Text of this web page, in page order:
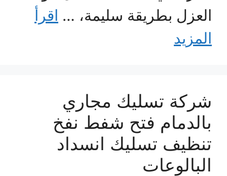
العزل بطريقة سليمة، … اقرأ
المزيد
شركة تسليك مجاري
بالدمام فتح شفط نفخ
تنظيف تسليك انسداد
البالوعات